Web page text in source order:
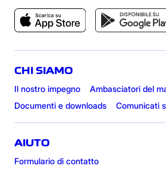
CHI SIAMO
Il nostro impegno
Ambasciatori del
Documenti e downloads
Comunicati
AIUTO
Formulario di contatto